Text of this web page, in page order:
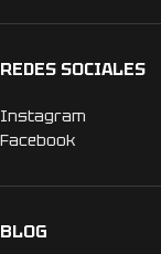
REDES SOCIALES
Instagram
Facebook
BLOG